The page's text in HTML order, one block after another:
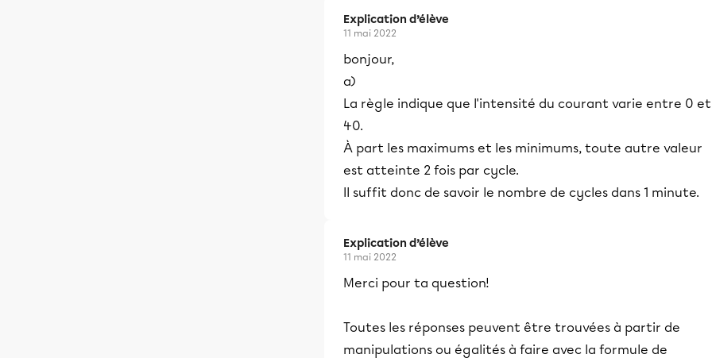
Explication d’élève
11 mai 2022
bonjour,
a)
La règle indique que l'intensité du courant varie entre 0 et
40.
À part les maximums et les minimums, toute autre valeur
est atteinte 2 fois par cycle.
Il suffit donc de savoir le nombre de cycles dans 1 minute.
Explication d’élève
11 mai 2022
Merci pour ta question!
Toutes les réponses peuvent être trouvées à partir de
manipulations ou égalités à faire avec la formule de